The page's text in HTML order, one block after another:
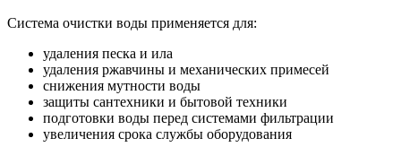
Система очистки воды применяется для:
удаления песка и ила
удаления ржавчины и механических примесей
снижения мутности воды
защиты сантехники и бытовой техники
подготовки воды перед системами фильтрации
увеличения срока службы оборудования